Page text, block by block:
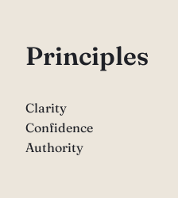
Principles
Clarity
Confidence
Authority